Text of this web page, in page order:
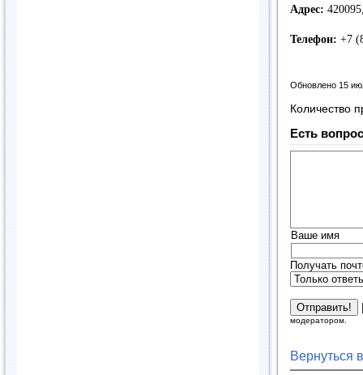
Адрес:
Телефон: +7
Обновлено 15
Количество
Есть
Ваше имя
Получать
модератором.
Вернуться